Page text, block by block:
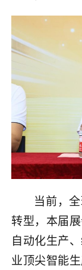
当前，
转型，本届
自动化生产
业顶尖智能